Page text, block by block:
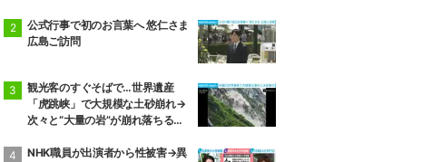
公式行事で初のお言葉へ 悠仁さま
広島ご訪問
観光客のすぐそばで…世界遺産
「虎跳峡」で大規模な土砂崩れ→
次々と“大量の岩”が崩れ落ちる瞬
NHK職員が出演者から性被害→異